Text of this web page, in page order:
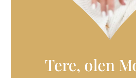
Tere, olen